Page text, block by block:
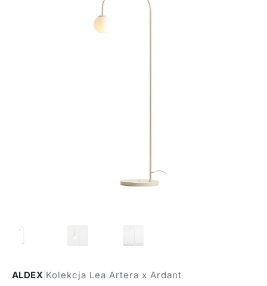
ALDEX Kolekcja Lea Artera x Ardant